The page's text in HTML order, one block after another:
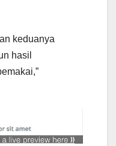
keduanya
hasil